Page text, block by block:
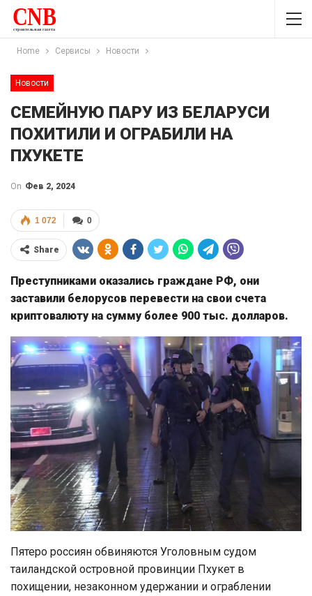
Home Сервисы Новости
Новости
СЕМЕЙНУЮ ПАРУ ИЗ БЕЛАРУСИ
ПОХИТИЛИ И ОГРАБИЛИ НА
ПХУКЕТЕ
On Фев 2, 2024
0
1 072
Share
Преступниками оказались граждане РФ, они
заставили белорусов перевести на свои счета
криптовалюту на сумму более 900 тыс. долларов.
Пятеро россиян обвиняются Уголовным судом
таиландской островной провинции Пхукет в
похищении, незаконном удержании и ограблении